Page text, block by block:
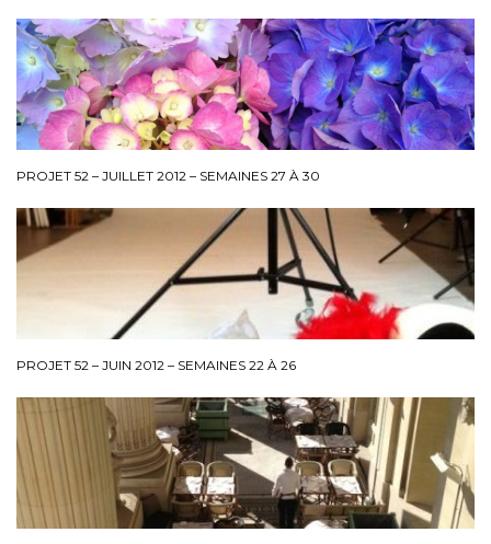
PROJET 52 – JUILLET 2012 – SEMAINES 27 À 30
PROJET 52 – JUIN 2012 – SEMAINES 22 À 26